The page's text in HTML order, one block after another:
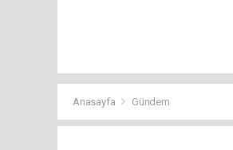
Anasayfa Gündem